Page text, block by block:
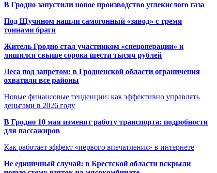
В Гродно запустили новое производство углекислого газа
Под Щучином нашли самогонный «завод» с тремя
тоннами браги
Житель Гродно стал участником «спецоперации» и
лишился свыше сорока шести тысяч рублей
Леса под запретом: в Гродненской области ограничения
охватили все районы
Новые финансовые тенденции: как эффективно управлять
деньгами в 2026 году
В Гродно 10 мая изменят работу транспорта: подробности
для пассажиров
Как работает эффект «первого впечатления» в интернете
Не единичный случай: в Брестской области вскрыли